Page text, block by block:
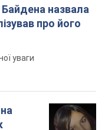
Фото
білі